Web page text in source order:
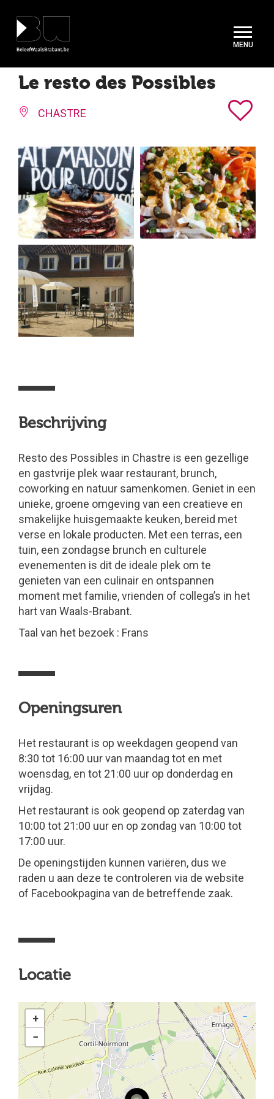
Le resto des Possibles
CHASTRE
Beschrijving
Resto des Possibles in Chastre is een gezellige
en gastvrije plek waar restaurant, brunch,
coworking en natuur samenkomen. Geniet in een
unieke, groene omgeving van een creatieve en
smakelijke huisgemaakte keuken, bereid met
verse en lokale producten. Met een terras, een
tuin, een zondagse brunch en culturele
evenementen is dit de ideale plek om te
genieten van een culinair en ontspannen
moment met familie, vrienden of collega’s in het
hart van Waals-Brabant.
Taal van het bezoek : Frans
Openingsuren
Het restaurant is op weekdagen geopend van
8:30 tot 16:00 uur van maandag tot en met
woensdag, en tot 21:00 uur op donderdag en
vrijdag.
Het restaurant is ook geopend op zaterdag van
10:00 tot 21:00 uur en op zondag van 10:00 tot
17:00 uur.
De openingstijden kunnen variëren, dus we
raden u aan deze te controleren via de website
of Facebookpagina van de betreffende zaak.
Locatie
+
−